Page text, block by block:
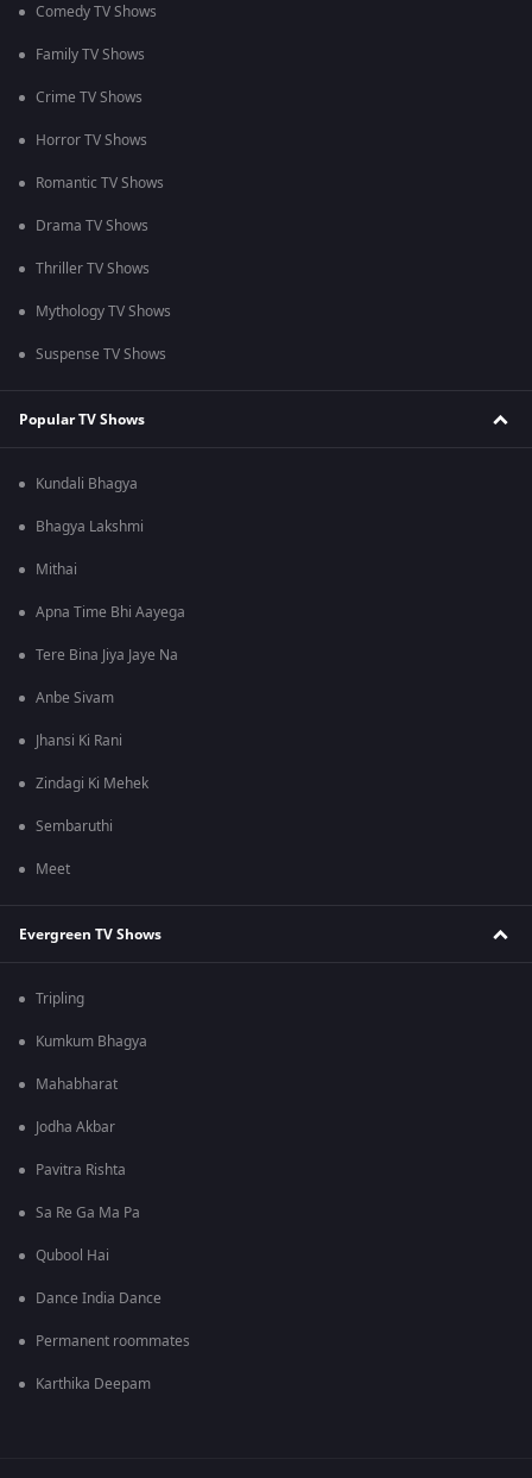
Comedy TV Shows
Family TV Shows
Crime TV Shows
Horror TV Shows
Romantic TV Shows
Drama TV Shows
Thriller TV Shows
Mythology TV Shows
Suspense TV Shows
Popular TV Shows
Kundali Bhagya
Bhagya Lakshmi
Mithai
Apna Time Bhi Aayega
Tere Bina Jiya Jaye Na
Anbe Sivam
Jhansi Ki Rani
Zindagi Ki Mehek
Sembaruthi
Meet
Evergreen TV Shows
Tripling
Kumkum Bhagya
Mahabharat
Jodha Akbar
Pavitra Rishta
Sa Re Ga Ma Pa
Qubool Hai
Dance India Dance
Permanent roommates
Karthika Deepam